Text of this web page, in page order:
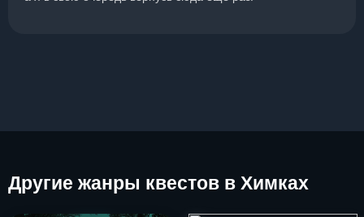
Другие жанры квестов в Химках